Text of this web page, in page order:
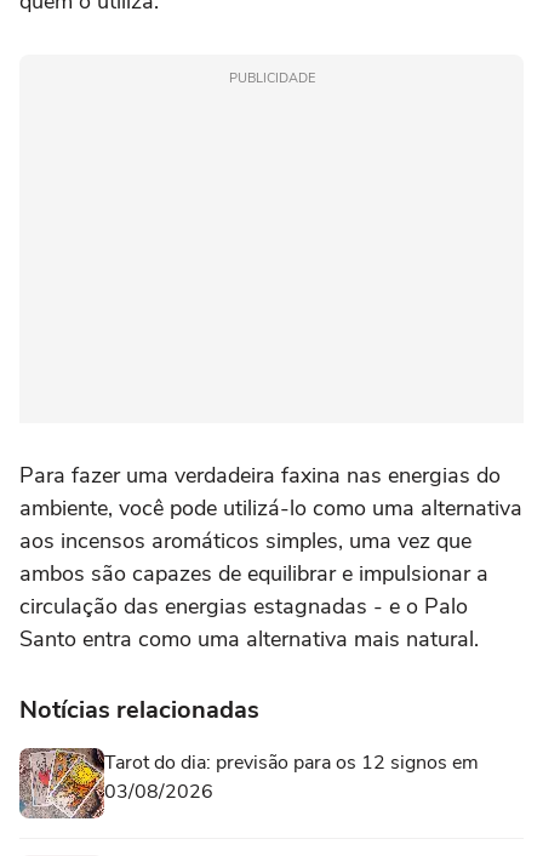
PUBLICIDADE
Para fazer uma verdadeira faxina nas energias do
ambiente, você pode utilizá-lo como uma alternativa
aos incensos aromáticos simples, uma vez que
ambos são capazes de equilibrar e impulsionar a
circulação das energias estagnadas - e o Palo
Santo entra como uma alternativa mais natural.
Notícias relacionadas
Tarot do dia: previsão para os 12 signos em
03/08/2026